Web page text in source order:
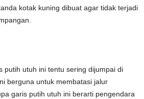
kotak kuning dibuat agar tidak terjadi
putih utuh ini tentu sering dijumpai di
berguna untuk membatasi jalur
garis putih utuh ini berarti pengendara